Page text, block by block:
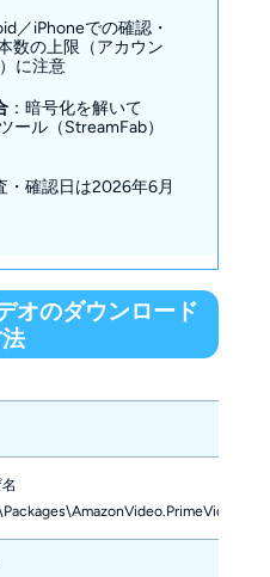
／iPhoneでの確認・
数の上限（アカウン
に注意
：暗号化を解いて
ール（StreamFab）
・確認日は2026年6月
オのダウンロード